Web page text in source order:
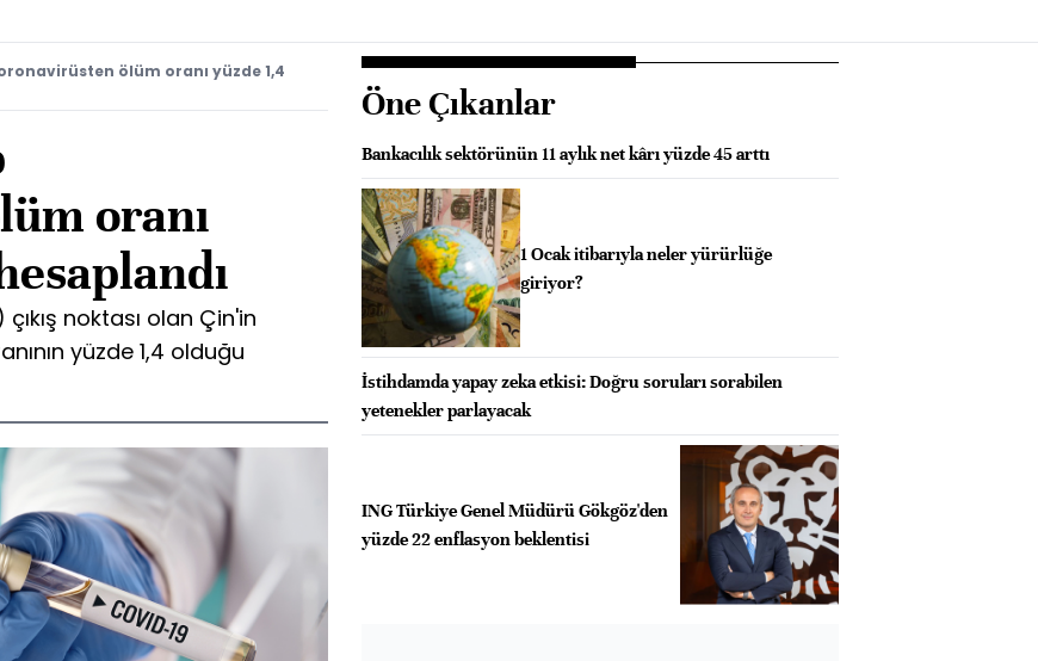
ölüm oranı yüzde 1,4
oranı
noktası olan Çin'in
yüzde 1,4 olduğu
Öne Çıkanlar
Bankacılık sektörünün 11 aylık net kârı yüzde 45 arttı
1 Ocak itibarıyla neler yürürlüğe
giriyor?
İstihdamda yapay zeka etkisi: Doğru soruları sorabilen
yetenekler parlayacak
ING Türkiye Genel Müdürü Gökgöz'den
yüzde 22 enflasyon beklentisi